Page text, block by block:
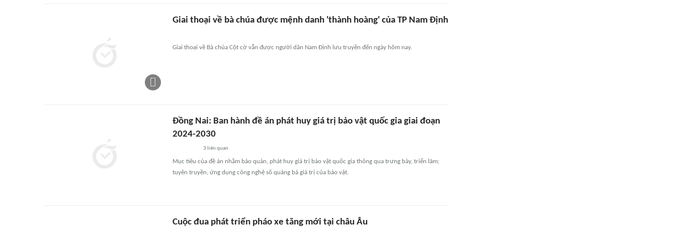
Giai thoại về bà chúa được mệnh danh 'thành hoàng' của TP Nam Định
Giai thoại về Bà chúa Cột cờ vẫn được người dân Nam Định lưu truyền đến ngày hôm nay.
Đồng Nai: Ban hành đề án phát huy giá trị bảo vật quốc gia giai đoạn
2024-2030
3 liên quan
Mục tiêu của đề án nhằm bảo quản, phát huy giá trị bảo vật quốc gia thông qua trưng bày, triển lãm;
tuyên truyền, ứng dụng công nghệ số quảng bá giá trị của bảo vật.
Cuộc đua phát triển pháo xe tăng mới tại châu Âu